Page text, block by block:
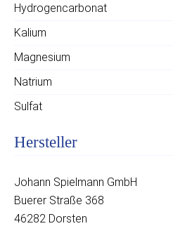
Hydrogencarbonat
Kalium
Magnesium
Natrium
Sulfat
Hersteller
Johann Spielmann GmbH
Buerer Straße 368
46282 Dorsten